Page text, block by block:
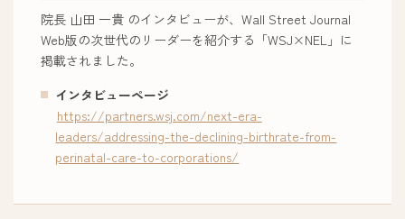
院長 山田 一貴 のインタビューが、Wall Street Journal
Web版の次世代のリーダーを紹介する「WSJ×NEL」に
掲載されました。
インタビューページ
https://partners.wsj.com/next-era-
leaders/addressing-the-declining-birthrate-from-
perinatal-care-to-corporations/